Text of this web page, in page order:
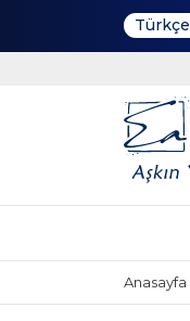
Türkçe
Anasayfa